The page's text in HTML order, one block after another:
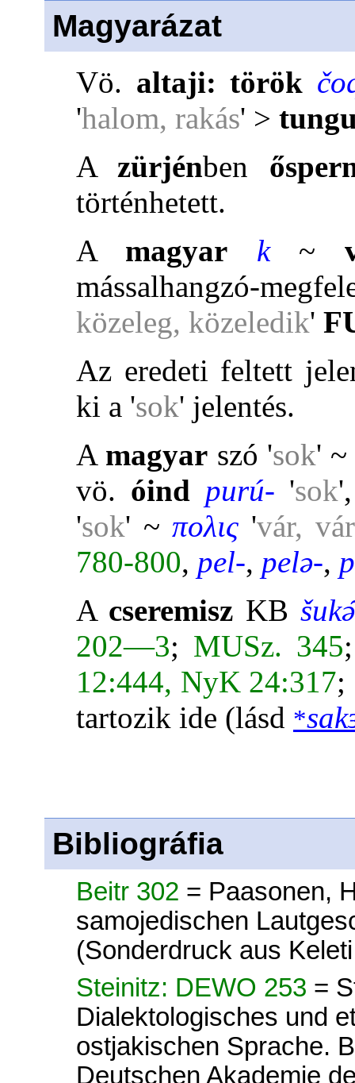
Magyarázat
Vö. altaji: török
'halom, rakás' >
A zürjénben
történhetett.
A magyar k~
mássalhangzó-
közeleg, közeledik'
Az eredeti feltett
ki a 'sok' jelentés.
A magyar szó 'sok' ~
vö. óind purú- 'sok
'sok' ~πολις 'vár,
780-800, pel-, pelə-,
A cseremisz KBšukə̑
202—3; MUSz. 345
12:444, NyK 24:317;
tartozik ide (lásd *
Bibliográfia
Beitr 302 = Paasonen,
samojedischen
(Sonderdruck aus
Steinitz: DEWO 253 =
Dialektologisches und
ostjakischen Sprache.
Deutschen Akademie